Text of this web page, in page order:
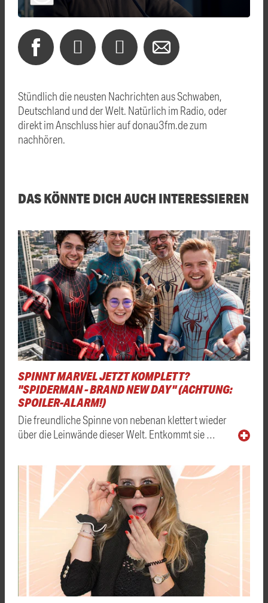
Stündlich die neusten Nachrichten aus Schwaben,
Deutschland und der Welt. Natürlich im Radio, oder
direkt im Anschluss hier auf donau3fm.de zum
nachhören.
DAS KÖNNTE DICH AUCH INTERESSIEREN
SPINNT MARVEL JETZT KOMPLETT?
"SPIDERMAN - BRAND NEW DAY" (ACHTUNG:
SPOILER-ALARM!)
Die freundliche Spinne von nebenan klettert wieder
über die Leinwände dieser Welt. Entkommt sie …